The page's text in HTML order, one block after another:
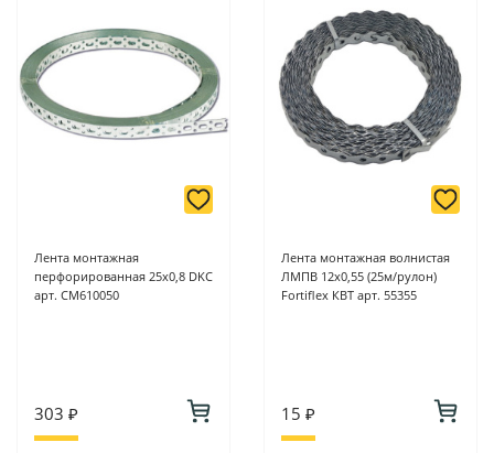
Лента монтажная
перфорированная 25х0,8 DKC
арт. CM610050
303 ₽
Лента монтажная волнистая
ЛМПВ 12х0,55 (25м/рулон)
Fortiflex КВТ арт. 55355
15 ₽